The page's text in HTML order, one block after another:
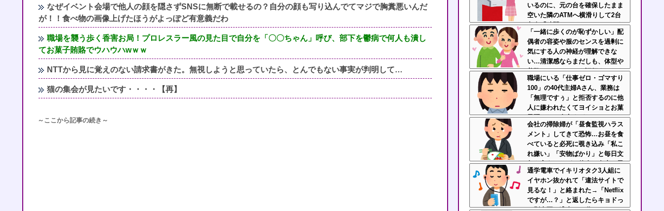
なぜイベント会場で他人の顔を隠さずSNSに無断で載せるの？自分の顔も写り込んでてマジで胸糞悪いんだ
が！！食べ物の画像上げたほうがよっぽど有意義だわ
職場を襲う歩く香害お局！プロレスラー風の見た目で自分を「〇〇ちゃん」呼び、部下を鬱病で何人も潰し
てお菓子賄賂でウハウハwｗｗ
NTTから見に覚えのない請求書がきた。無視しようと思っていたら、とんでもない事実が判明して…
猫の集会が見たいです・・・・【再】
～ここから記事の続き～
いるのに、元の台を確保したまま
空いた隣のATMへ横滑りして2台
占有「時間かかるねー」じゃねえ
よ横取りすんな！
「一緒に歩くのが恥ずかしい」配
偶者の容姿や服のセンスを過剰に
気にする人の神経が理解できな
い…清潔感ならまだしも、体型や
美醜でパートナーを評価するなよ
職場にいる「仕事ゼロ・ゴマすり
100」の40代主婦Aさん、業務は
「無理ですぅ」と拒否するのに他
人に嫌われたくてヨイショとお菓
子配りだけ全力すぎる
会社の掃除婦が「昼食監視ハラス
メント」してきて恐怖…お昼を食
べていると必死に覗き込み「私こ
れ嫌い」「安物ばかり」と毎日文
句を言うんだが、他人の食事に異
様な執着を見せるのまじでストレ
ス
通学電車でイキリオタク3人組に
イヤホン抜かれて「違法サイトで
見るな！」と絡まれた→「Netflix
ですが…？」と返したらキョドっ